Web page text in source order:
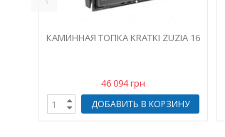
КАМИННАЯ ТОПКА KRATKI ZUZIA 16
46 094 грн
ДОБАВИТЬ В КОРЗИНУ